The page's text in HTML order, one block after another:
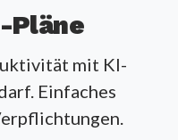
Pläne
mit KI-
Einfaches